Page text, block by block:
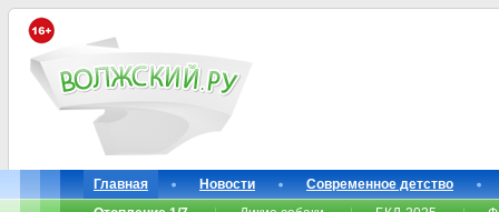
Главная Новости
Современное детство